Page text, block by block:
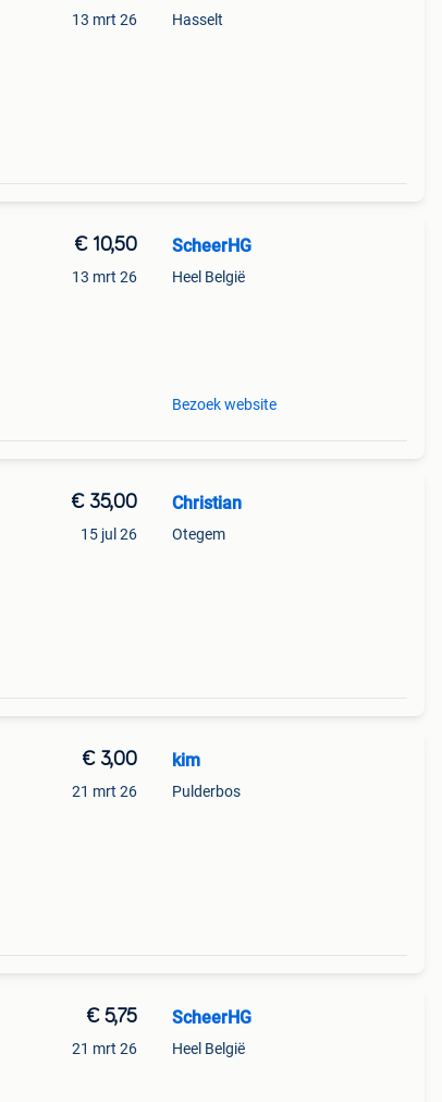
13 mrt 26 Hasselt
€ 10,50
13 mrt 26
ScheerHG
Heel België
Bezoek website
€ 35,00
15 jul 26
Christian
Otegem
€ 3,00
21 mrt 26
kim
Pulderbos
€ 5,75
21 mrt 26
ScheerHG
Heel België